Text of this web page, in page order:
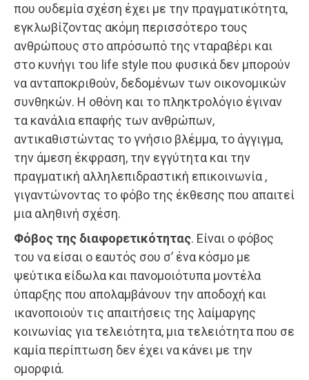
που ουδεμία σχέση έχει με την πραγματικότητα,
εγκλωβίζοντας ακόμη περισσότερο τους
ανθρώπους στο απρόσωπό της νταραβέρι και
στο κυνήγι του life style που φυσικά δεν μπορούν
να ανταποκριθούν, δεδομένων των οικονομικών
συνθηκών. Η οθόνη και το πληκτρολόγιο έγιναν
τα κανάλια επαφής των ανθρώπων,
αντικαθιστώντας το γνήσιο βλέμμα, το άγγιγμα,
την άμεση έκφραση, την εγγύτητα και την
πραγματική αλληλεπιδραστική επικοινωνία ,
γιγαντώνοντας το φόβο της έκθεσης που απαιτεί
μια αληθινή σχέση.
Φόβος της διαφορετικότητας. Είναι ο φόβος
του να είσαι ο εαυτός σου σ’ ένα κόσμο με
ψεύτικα είδωλα και πανομοιότυπα μοντέλα
ύπαρξης που απολαμβάνουν την αποδοχή και
ικανοποιούν τις απαιτήσεις της λαίμαργης
κοινωνίας για τελειότητα, μια τελειότητα που σε
καμία περίπτωση δεν έχει να κάνει με την
ομορφιά.